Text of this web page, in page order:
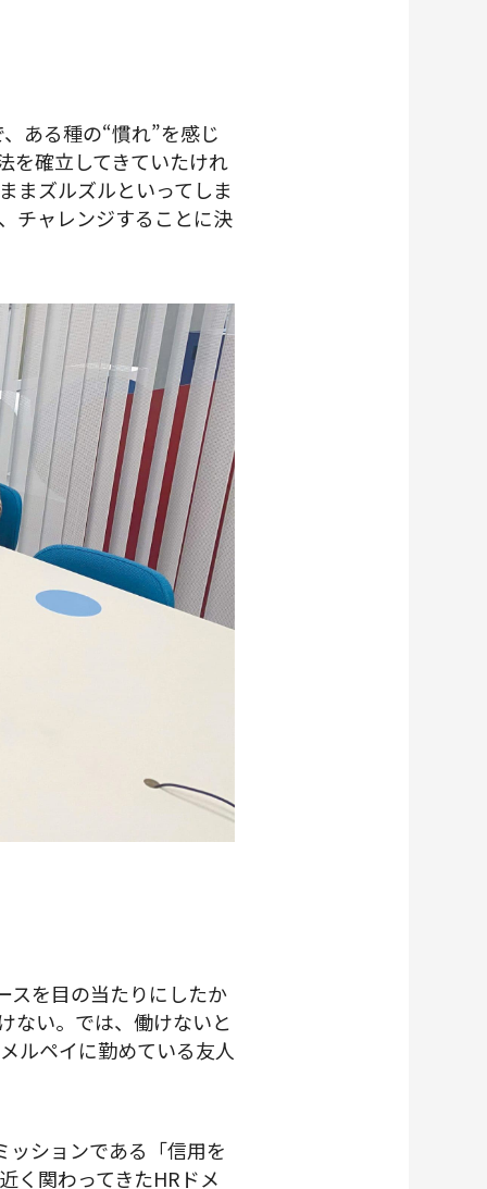
ある種の“慣れ”を感じ
を確立してきていたけれ
まズルズルといってしま
チャレンジすることに決
スを目の当たりにしたか
ない。では、働けないと
ルペイに勤めている友人
ションである「信用を
く関わってきたHRドメ